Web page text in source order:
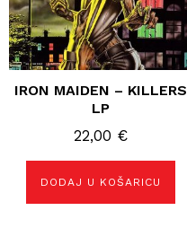
IRON MAIDEN – KILLERS
LP
22,00 €
DODAJ U KOŠARICU